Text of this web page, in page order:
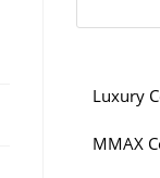
Luxury
MMAX